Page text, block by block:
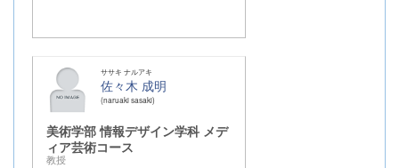
ササキ ナルアキ
佐々木 成明
naruaki sasaki
美術学部 情報デザイン学科 メデ
ィア芸術コース
教授